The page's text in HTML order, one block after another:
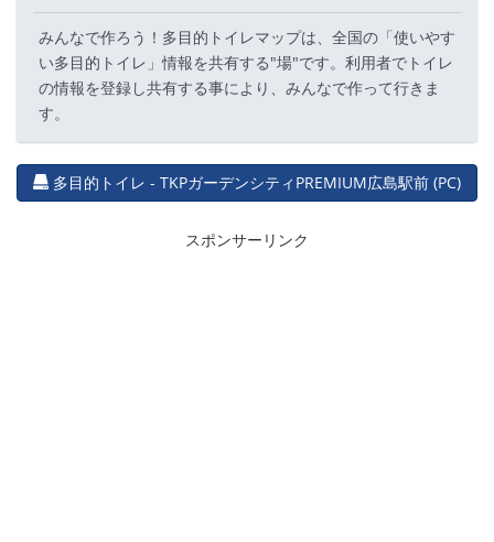
みんなで作ろう！多目的トイレマップは、全国の「使いやす
い多目的トイレ」情報を共有する"場"です。利用者でトイレ
の情報を登録し共有する事により、みんなで作って行きま
す。
多目的トイレ - TKPガーデンシティPREMIUM広島駅前 (PC)
スポンサーリンク